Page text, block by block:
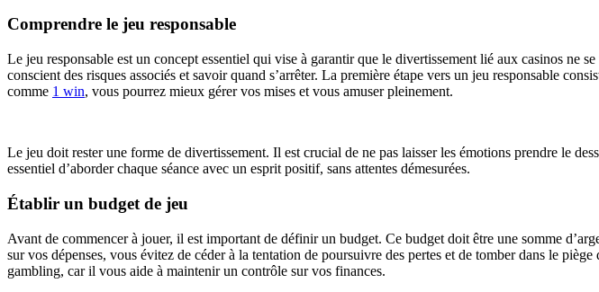
Comprendre le jeu responsable
Le jeu responsable est un concept essentiel qui vise à garantir que le divertissement lié aux casinos ne
conscient des risques associés et savoir quand s’arrêter. La première étape vers un jeu responsable
comme 1 win, vous pourrez mieux gérer vos mises et vous amuser pleinement.
Le jeu doit rester une forme de divertissement. Il est crucial de ne pas laisser les émotions prendre le
essentiel d’aborder chaque séance avec un esprit positif, sans attentes démesurées.
Établir un budget de jeu
Avant de commencer à jouer, il est important de définir un budget. Ce budget doit être une somme
sur vos dépenses, vous évitez de céder à la tentation de poursuivre des pertes et de tomber dans le
gambling, car il vous aide à maintenir un contrôle sur vos finances.